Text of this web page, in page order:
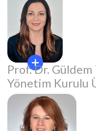
Prof. Dr. Güldem
Yönetim Kurulu